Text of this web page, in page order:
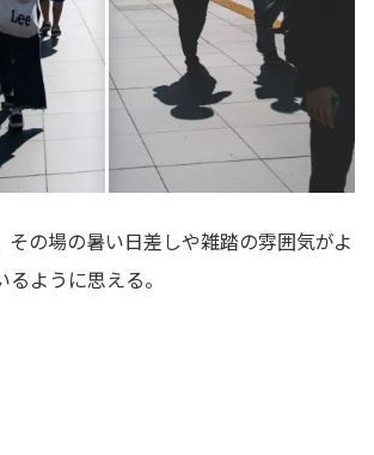
その場の暑い日差しや雑踏の雰囲気がよ
ように思える。